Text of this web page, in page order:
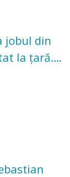
jobul din
la țară.